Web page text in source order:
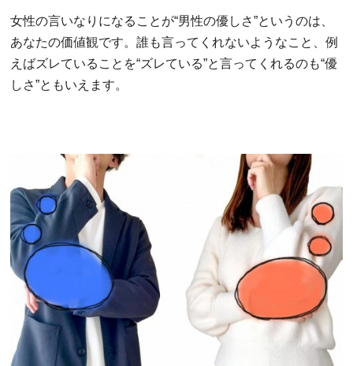
女性の言いなりになることが“男性の優しさ”というのは、
あなたの価値観です。誰も言ってくれないようなこと、例
えばズレていることを“ズレている”と言ってくれるのも“優
しさ”ともいえます。